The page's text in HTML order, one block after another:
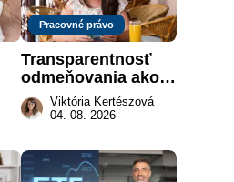
Pracovné právo
Transparentnosť
odmeňovania ako
právna povinnosť:
revolúcia na
práce
Viktória Kertészová
04. 08. 2026